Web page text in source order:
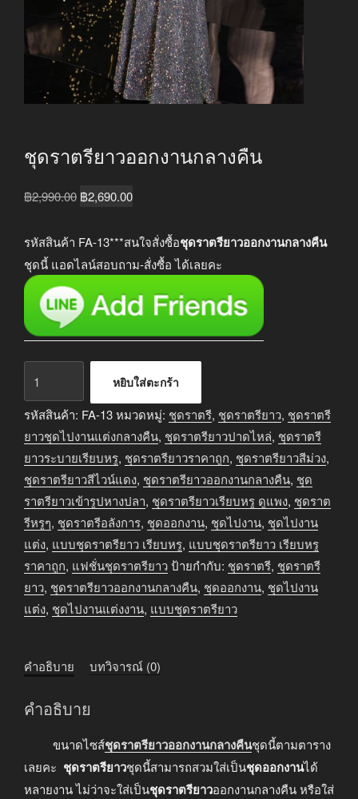
ชุดราตรียาวออกงานกลางคืน
฿2,990.00 Original
was:
฿2,990.00.
฿2,690.00Current
is:
฿2,690.00.
รหัสสินค้า FA-13***สนใจสั่งซื้อชุดราตรียาวออกงานกลางคืน
ชุดนี้ แอดไลน์สอบถาม-สั่งซื้อ ได้เลยคะ
ชุด
ราตรี
ยาว
ออกงาน
กลาง
คืน
ชิ้น
หยิบใส่ตะกร้า
รหัสสินค้า: FA-13หมวดหมู่: ชุดราตรี, ชุดราตรียาว, ชุดราตรี
ยาวชุดไปงานแต่งกลางคืน, ชุดราตรียาวปาดไหล่, ชุดราตรี
ยาวระบายเรียบหรู, ชุดราตรียาวราคาถูก, ชุดราตรียาวสีม่วง,
ชุดราตรียาวสีไวน์แดง, ชุดราตรียาวออกงานกลางคืน, ชุด
ราตรียาวเข้ารูปหางปลา, ชุดราตรียาวเรียบหรู ดูแพง, ชุดราต
รีหรูๆ, ชุดราตรีอลังการ, ชุดออกงาน, ชุดไปงาน, ชุดไปงาน
แต่ง, แบบชุดราตรียาว เรียบหรู, แบบชุดราตรียาว เรียบหรู
ราคาถูก, แฟชั่นชุดราตรียาวป้ายกำกับ: ชุดราตรี, ชุดราตรี
ยาว, ชุดราตรียาวออกงานกลางคืน, ชุดออกงาน, ชุดไปงาน
แต่ง, ชุดไปงานแต่งงาน, แบบชุดราตรียาว
คำอธิบาย บทวิจารณ์ (0)
คำอธิบาย
ขนาดไซส์ชุดราตรียาวออกงานกลางคืนชุดนี้ตามตาราง
เลยคะ ชุดราตรียาวชุดนี้สามารถสวมใส่เป็นชุดออกงานได้
หลายงาน ไม่ว่าจะใส่เป็นชุดราตรียาวออกงานกลางคืน หรือใส่